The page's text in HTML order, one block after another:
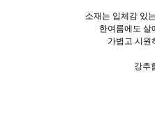
소재는 입체감 있
한여름에도 살
가볍고 시원
강추